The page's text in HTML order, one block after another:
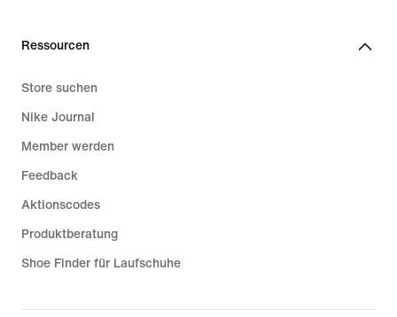
Ressourcen
Store suchen
Nike Journal
Member werden
Feedback
Aktionscodes
Produktberatung
Shoe Finder für Laufschuhe